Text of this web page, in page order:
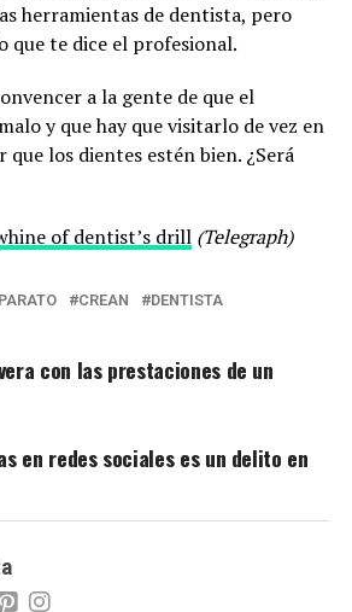
herramientas de dentista, pero
que te dice el profesional.
a la gente de que el
y que hay que visitarlo de vez en
que los dientes estén bien. ¿Será
of dentist’s drill (Telegraph)
CREAN DENTISTA
con las prestaciones de un
en redes sociales es un delito en